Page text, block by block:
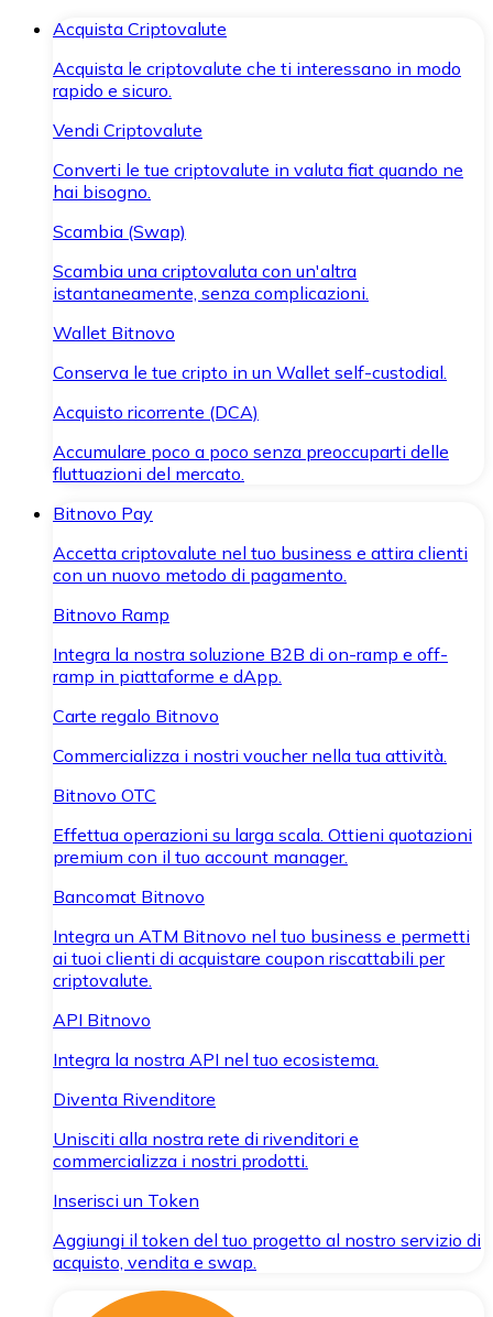
Acquista Criptovalute
Acquista le criptovalute che ti interessano in modo
rapido e sicuro.
Vendi Criptovalute
Converti le tue criptovalute in valuta fiat quando ne
hai bisogno.
Scambia (Swap)
Scambia una criptovaluta con un'altra
istantaneamente, senza complicazioni.
Wallet Bitnovo
Conserva le tue cripto in un Wallet self-custodial.
Acquisto ricorrente (DCA)
Accumulare poco a poco senza preoccuparti delle
fluttuazioni del mercato.
Bitnovo Pay
Accetta criptovalute nel tuo business e attira clienti
con un nuovo metodo di pagamento.
Bitnovo Ramp
Integra la nostra soluzione B2B di on-ramp e off-
ramp in piattaforme e dApp.
Carte regalo Bitnovo
Commercializza i nostri voucher nella tua attività.
Bitnovo OTC
Effettua operazioni su larga scala. Ottieni quotazioni
premium con il tuo account manager.
Bancomat Bitnovo
Integra un ATM Bitnovo nel tuo business e permetti
ai tuoi clienti di acquistare coupon riscattabili per
criptovalute.
API Bitnovo
Integra la nostra API nel tuo ecosistema.
Diventa Rivenditore
Unisciti alla nostra rete di rivenditori e
commercializza i nostri prodotti.
Inserisci un Token
Aggiungi il token del tuo progetto al nostro servizio di
acquisto, vendita e swap.